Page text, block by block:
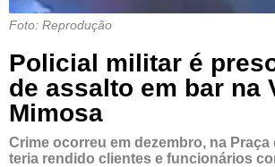
Foto: Reprodução
Policial militar é
de assalto em bar na
Mimosa
Crime ocorreu em dezembro, na Praça
teria rendido clientes e funcionários